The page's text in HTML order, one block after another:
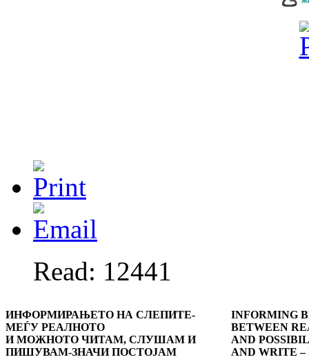
Read: 12441
ИНФОРМИРАЊЕТО НА СЛЕПИТЕ-
МЕЃУ РЕАЛНОТО
И МОЖНОТО ЧИТАМ, СЛУШАМ И
ПИШУВАМ-ЗНАЧИ ПОСТОЈАМ
INFORMING
BETWEEN
AND
AND WRITE –